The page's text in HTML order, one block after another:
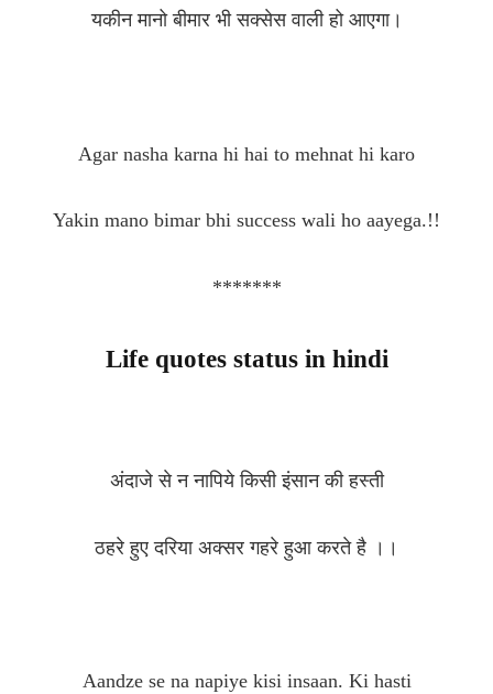
यकीन मानो बीमार भी सक्सेस वाली हो आएगा।
Agar nasha karna hi hai to mehnat hi karo
Yakin mano bimar bhi success wali ho aayega.!!
*******
Life quotes status in hindi
अंदाजे से न नापिये किसी इंसान की हस्ती
ठहरे हुए दरिया अक्सर गहरे हुआ करते है ।।
Aandze se na napiye kisi insaan. Ki hasti